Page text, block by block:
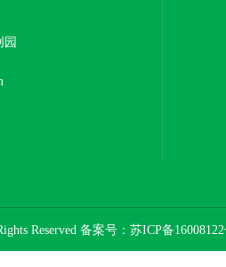
Reserved 备案号： 苏ICP备